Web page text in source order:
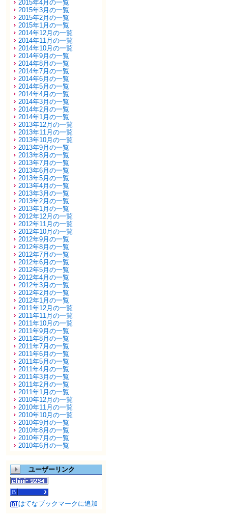
2015年4月の一覧
2015年3月の一覧
2015年2月の一覧
2015年1月の一覧
2014年12月の一覧
2014年11月の一覧
2014年10月の一覧
2014年9月の一覧
2014年8月の一覧
2014年7月の一覧
2014年6月の一覧
2014年5月の一覧
2014年4月の一覧
2014年3月の一覧
2014年2月の一覧
2014年1月の一覧
2013年12月の一覧
2013年11月の一覧
2013年10月の一覧
2013年9月の一覧
2013年8月の一覧
2013年7月の一覧
2013年6月の一覧
2013年5月の一覧
2013年4月の一覧
2013年3月の一覧
2013年2月の一覧
2013年1月の一覧
2012年12月の一覧
2012年11月の一覧
2012年10月の一覧
2012年9月の一覧
2012年8月の一覧
2012年7月の一覧
2012年6月の一覧
2012年5月の一覧
2012年4月の一覧
2012年3月の一覧
2012年2月の一覧
2012年1月の一覧
2011年12月の一覧
2011年11月の一覧
2011年10月の一覧
2011年9月の一覧
2011年8月の一覧
2011年7月の一覧
2011年6月の一覧
2011年5月の一覧
2011年4月の一覧
2011年3月の一覧
2011年2月の一覧
2011年1月の一覧
2010年12月の一覧
2010年11月の一覧
2010年10月の一覧
2010年9月の一覧
2010年8月の一覧
2010年7月の一覧
2010年6月の一覧
ユーザーリンク
はてなブックマークに追加